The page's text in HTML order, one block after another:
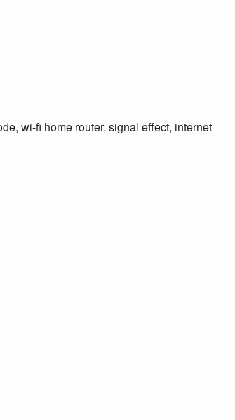
wi-fi home router, signal effect, internet